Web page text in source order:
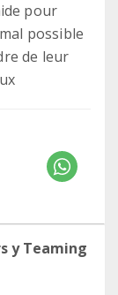
pour
possible
de leur
y Teaming